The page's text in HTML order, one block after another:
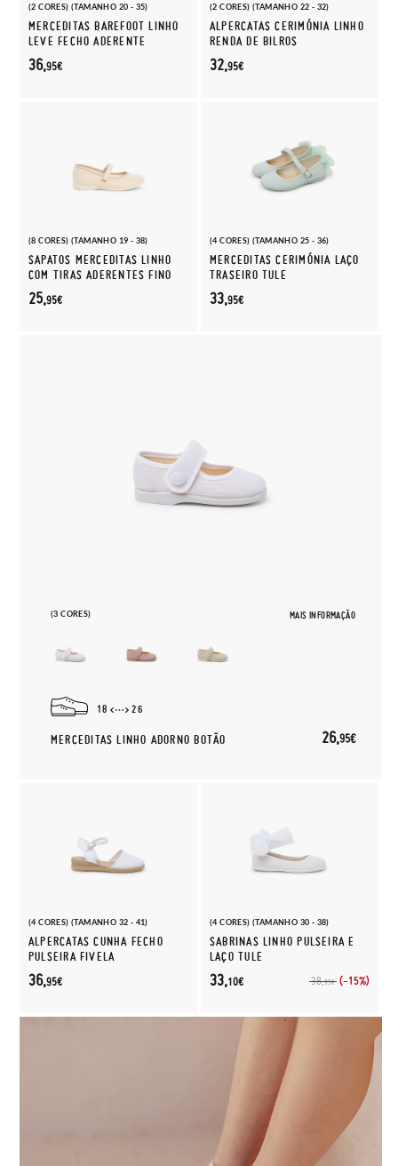
(2 CORES) (TAMANHO 20 - 35)
MERCEDITAS BAREFOOT LINHO
LEVE FECHO ADERENTE
36,95€
(2 CORES) (TAMANHO 22 - 32)
ALPERCATAS CERIMÓNIA LINHO
RENDA DE BILROS
32,95€
(8 CORES) (TAMANHO 19 - 38)
SAPATOS MERCEDITAS LINHO
COM TIRAS ADERENTES FINO
25,95€
(4 CORES) (TAMANHO 25 - 36)
MERCEDITAS CERIMÓNIA LAÇO
TRASEIRO TULE
33,95€
(3 CORES) MAIS INFORMAÇÃO
18 26
MERCEDITAS LINHO ADORNO BOTÃO 26,95€
(4 CORES) (TAMANHO 32 - 41)
ALPERCATAS CUNHA FECHO
PULSEIRA FIVELA
36,95€
(4 CORES) (TAMANHO 30 - 38)
SABRINAS LINHO PULSEIRA E
LAÇO TULE
38,95€ (-15%)
33,10€